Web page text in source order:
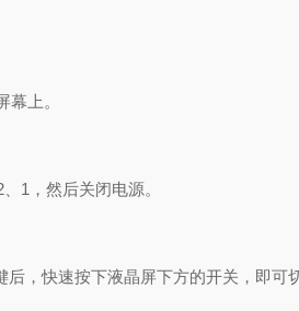
上。
1，然后关闭电源。
快速按下液晶屏下方的开关，即可切